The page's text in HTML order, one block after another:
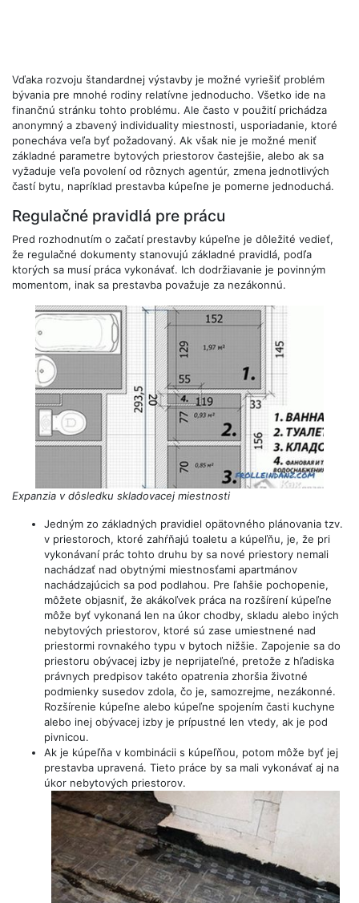
Vďaka rozvoju štandardnej výstavby je možné vyriešiť problém
bývania pre mnohé rodiny relatívne jednoducho. Všetko ide na
finančnú stránku tohto problému. Ale často v použití prichádza
anonymný a zbavený individuality miestnosti, usporiadanie, ktoré
ponecháva veľa byť požadovaný. Ak však nie je možné meniť
základné parametre bytových priestorov častejšie, alebo ak sa
vyžaduje veľa povolení od rôznych agentúr, zmena jednotlivých
častí bytu, napríklad prestavba kúpeľne je pomerne jednoduchá.
Regulačné pravidlá pre prácu
Pred rozhodnutím o začatí prestavby kúpeľne je dôležité vedieť,
že regulačné dokumenty stanovujú základné pravidlá, podľa
ktorých sa musí práca vykonávať. Ich dodržiavanie je povinným
momentom, inak sa prestavba považuje za nezákonnú.
Expanzia v dôsledku skladovacej miestnosti
Jedným zo základných pravidiel opätovného plánovania tzv.
v priestoroch, ktoré zahŕňajú toaletu a kúpeľňu, je, že pri
vykonávaní prác tohto druhu by sa nové priestory nemali
nachádzať nad obytnými miestnosťami apartmánov
nachádzajúcich sa pod podlahou. Pre ľahšie pochopenie,
môžete objasniť, že akákoľvek práca na rozšírení kúpeľne
môže byť vykonaná len na úkor chodby, skladu alebo iných
nebytových priestorov, ktoré sú zase umiestnené nad
priestormi rovnakého typu v bytoch nižšie. Zapojenie sa do
priestoru obývacej izby je neprijateľné, pretože z hľadiska
právnych predpisov takéto opatrenia zhoršia životné
podmienky susedov zdola, čo je, samozrejme, nezákonné.
Rozšírenie kúpeľne alebo kúpeľne spojením časti kuchyne
alebo inej obývacej izby je prípustné len vtedy, ak je pod
pivnicou.
Ak je kúpeľňa v kombinácii s kúpeľňou, potom môže byť jej
prestavba upravená. Tieto práce by sa mali vykonávať aj na
úkor nebytových priestorov.